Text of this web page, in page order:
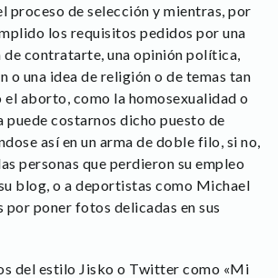
proceso de selección y mientras, por
los requisitos pedidos por una
de contratarte, una opinión política,
o una idea de religión o de temas tan
aborto, como la homosexualidad o
puede costarnos dicho puesto de
así en un arma de doble filo, si no,
personas que perdieron su empleo
blog, o a deportistas como Michael
poner fotos delicadas en sus
del estilo Jisko o Twitter como «Mi